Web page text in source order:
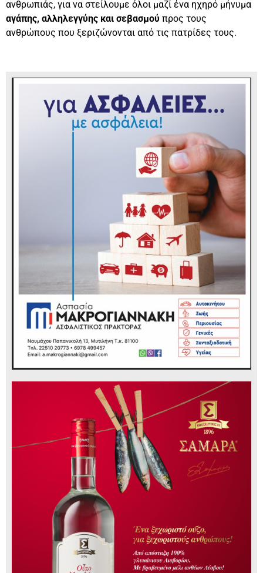
ανθρωπιάς, για να στείλουμε όλοι μαζί ένα ηχηρό μήνυμα
αγάπης, αλληλεγγύης και σεβασμού προς τους
ανθρώπους που ξεριζώνονται από τις πατρίδες τους.